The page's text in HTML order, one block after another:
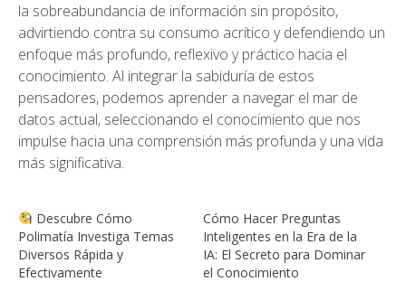
la sobreabundancia de información sin propósito,
advirtiendo contra su consumo acrítico y defendiendo un
enfoque más profundo, reflexivo y práctico hacia el
conocimiento. Al integrar la sabiduría de estos
pensadores, podemos aprender a navegar el mar de
datos actual, seleccionando el conocimiento que nos
impulse hacia una comprensión más profunda y una vida
más significativa.
Descubre Cómo
Polimatía Investiga Temas
Diversos Rápida y
Efectivamente
Cómo Hacer Preguntas
Inteligentes en la Era de la
IA: El Secreto para Dominar
el Conocimiento